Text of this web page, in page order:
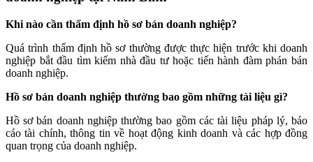
Khi nào cần thẩm định hồ sơ bán doanh nghiệp?
Quá trình thẩm định hồ sơ thường được thực hiện trước khi doanh
nghiệp bắt đầu tìm kiếm nhà đầu tư hoặc tiến hành đàm phán bán
doanh nghiệp.
Hồ sơ bán doanh nghiệp thường bao gồm những tài liệu gì?
Hồ sơ bán doanh nghiệp thường bao gồm các tài liệu pháp lý, báo
cáo tài chính, thông tin về hoạt động kinh doanh và các hợp đồng
quan trọng của doanh nghiệp.